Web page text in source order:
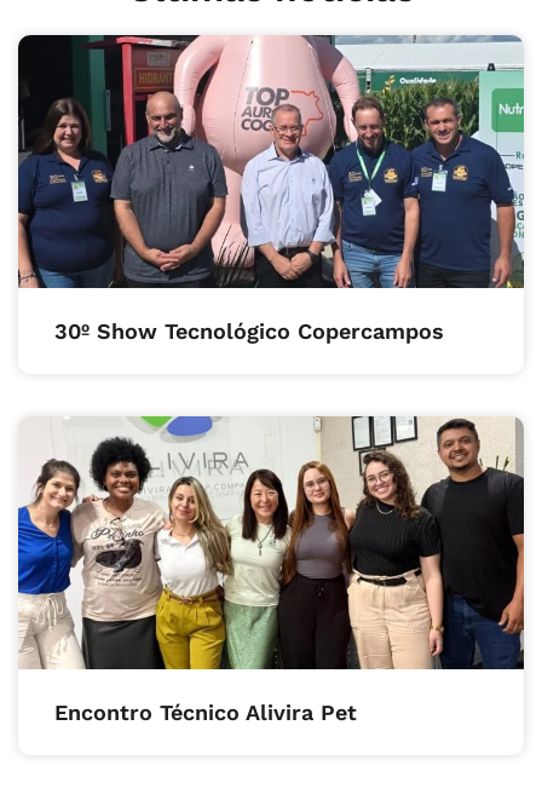
30º Show Tecnológico Copercampos
Encontro Técnico Alivira Pet